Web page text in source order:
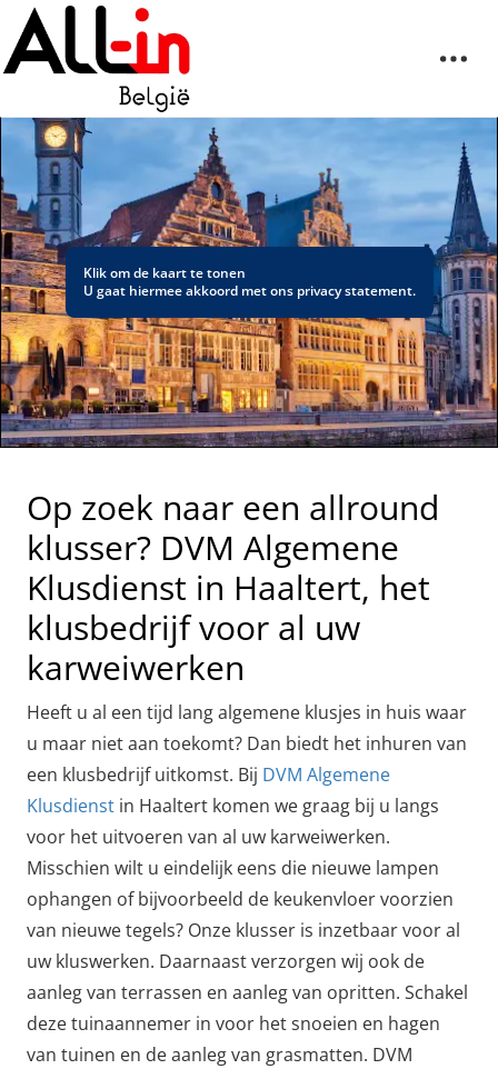
Klik om de kaart te tonen
U gaat hiermee akkoord met ons privacy statement.
Op zoek naar een allround
klusser? DVM Algemene
Klusdienst in Haaltert, het
klusbedrijf voor al uw
karweiwerken
Heeft u al een tijd lang algemene klusjes in huis waar
u maar niet aan toekomt? Dan biedt het inhuren van
een klusbedrijf uitkomst. Bij DVM Algemene
Klusdienst in Haaltert komen we graag bij u langs
voor het uitvoeren van al uw karweiwerken.
Misschien wilt u eindelijk eens die nieuwe lampen
ophangen of bijvoorbeeld de keukenvloer voorzien
van nieuwe tegels? Onze klusser is inzetbaar voor al
uw kluswerken. Daarnaast verzorgen wij ook de
aanleg van terrassen en aanleg van opritten. Schakel
deze tuinaannemer in voor het snoeien en hagen
van tuinen en de aanleg van grasmatten. DVM